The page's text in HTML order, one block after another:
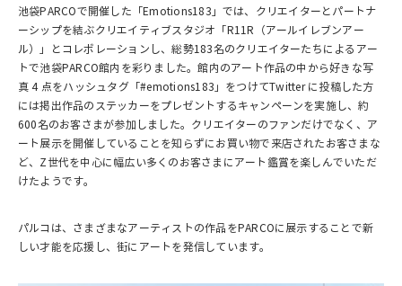
池袋PARCOで開催した「Emotions183」では、クリエイターとパートナ
ーシップを結ぶクリエイティブスタジオ「R11R（アールイレブンアー
ル）」とコレボレーションし、総勢183名のクリエイターたちによるアー
トで池袋PARCO館内を彩りました。館内のアート作品の中から好きな写
真 4 点をハッシュタグ「#emotions183」をつけてTwitter に投稿した方
には掲出作品のステッカーをプレゼントするキャンペーンを実施し、約
600名のお客さまが参加しました。クリエイターのファンだけでなく、ア
ート展示を開催していることを知らずにお買い物で来店されたお客さまな
ど、Z世代を中心に幅広い多くのお客さまにアート鑑賞を楽しんでいただ
けたようです。
パルコは、さまざまなアーティストの作品をPARCOに展示することで新
しい才能を応援し、街にアートを発信しています。